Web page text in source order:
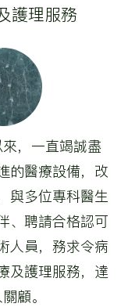
護理服務
，一直竭誠盡
的醫療設備，改
與多位專科醫生
、聘請合格認可
人員，務求令病
及護理服務，達
顧。